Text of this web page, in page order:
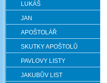
LUKÁŠ
JAN
APOŠTOLÁŘ
SKUTKY APOŠTOLŮ
PAVLOVY LISTY
JAKUBŮV LIST